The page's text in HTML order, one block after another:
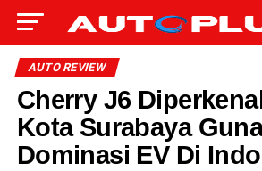
AUTO REVIEW
Cherry J6
Kota Surabaya
Dominasi EV Di